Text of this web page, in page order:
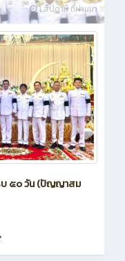
1 สัปดาห์ ที่ผ่านมา
บ ๕๐ วัน (ปัญญาสม